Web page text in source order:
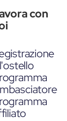
con